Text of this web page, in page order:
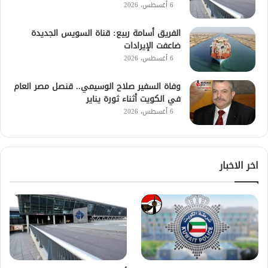
6 أغسطس، 2026
الفريق أسامة ربيع: قناة السويس الجديدة
ضاعفت الإيرادات
6 أغسطس، 2026
وفاة السفير صلاح الوسيمي.. قنصل مصر العام
في الكويت أثناء ثورة يناير
6 أغسطس، 2026
اخر الاخبار